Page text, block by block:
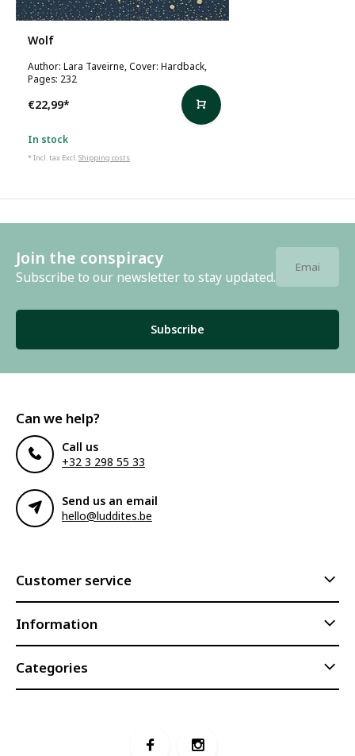
Wolf
Author: Lara Taveirne, Cover: Hardback,
Pages: 232
€22,99*
In stock
* Incl. tax Excl.Shipping costs
Join the conspiracy
Subscribe to our newsletter to stay updated.
Subscribe
Can we help?
Call us
+32 3 298 55 33
Send us an email
hello@luddites.be
Customer service
Information
Categories